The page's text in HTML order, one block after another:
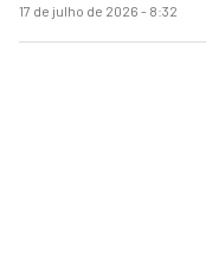
17 de julho de 2026 - 8:32